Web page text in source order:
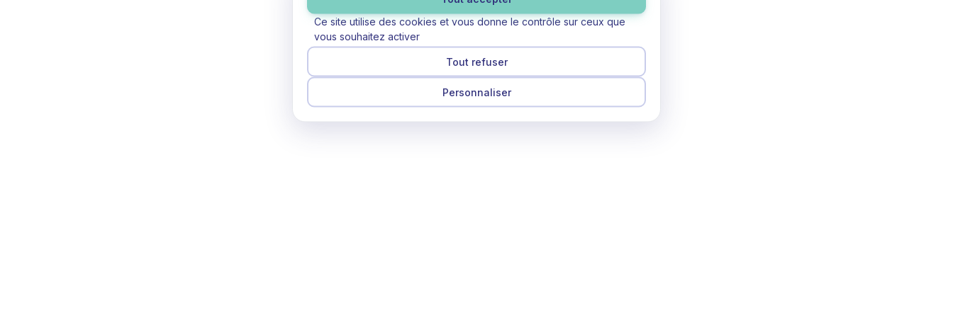
Ce site utilise des cookies et vous donne le contrôle sur ceux que
vous souhaitez activer
Tout refuser
Personnaliser